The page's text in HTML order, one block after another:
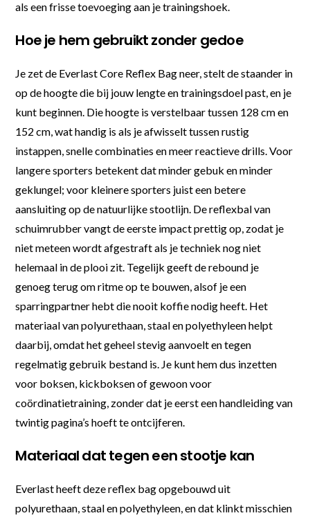
als een frisse toevoeging aan je trainingshoek.
Hoe je hem gebruikt zonder gedoe
Je zet de Everlast Core Reflex Bag neer, stelt de staander in
op de hoogte die bij jouw lengte en trainingsdoel past, en je
kunt beginnen. Die hoogte is verstelbaar tussen 128 cm en
152 cm, wat handig is als je afwisselt tussen rustig
instappen, snelle combinaties en meer reactieve drills. Voor
langere sporters betekent dat minder gebuk en minder
geklungel; voor kleinere sporters juist een betere
aansluiting op de natuurlijke stootlijn. De reflexbal van
schuimrubber vangt de eerste impact prettig op, zodat je
niet meteen wordt afgestraft als je techniek nog niet
helemaal in de plooi zit. Tegelijk geeft de rebound je
genoeg terug om ritme op te bouwen, alsof je een
sparringpartner hebt die nooit koffie nodig heeft. Het
materiaal van polyurethaan, staal en polyethyleen helpt
daarbij, omdat het geheel stevig aanvoelt en tegen
regelmatig gebruik bestand is. Je kunt hem dus inzetten
voor boksen, kickboksen of gewoon voor
coördinatietraining, zonder dat je eerst een handleiding van
twintig pagina’s hoeft te ontcijferen.
Materiaal dat tegen een stootje kan
Everlast heeft deze reflex bag opgebouwd uit
polyurethaan, staal en polyethyleen, en dat klinkt misschien